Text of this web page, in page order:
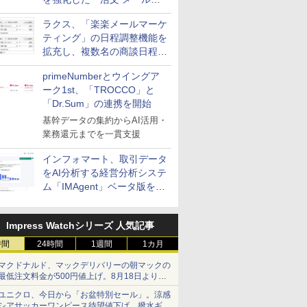
送信防止アドインサービス」
を提供
ラクス、「楽楽メールマーケ
ティング」の日程調整機能を
拡充し、複数名の商談日程調
整を効率化
primeNumberとウイングア
ーク1st、「TROCCO」と
「Dr.Sum」の連携を開始
基幹データの集約からAI活用・
業務還元までを一貫支援
インフォマート、取引データ
をAI分析する経営分析システ
ム「IMAgent」ベータ版を提
Impress Watchシリーズ 人気記事
24時間 1週間 1カ月
クドナルド、マックデリバリーの朝マックの
低注文料金が500円値上げ。8月18日より
円から受付
ニクロ、今日から「お盆特別セール」。涼感